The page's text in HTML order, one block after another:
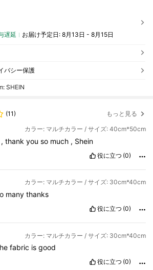
遅延 お届け予定日: 8月13日 - 8月15日
バシー保護
SHEIN
(11) もっと見る
カラー: マルチカラー / サイズ: 40cm*50cm
,thankyouso much , Shein
役に立つ (0)
カラー: マルチカラー / サイズ: 30cm*40cm
manythanks
役に立つ (0)
カラー: マルチカラー / サイズ: 30cm*40cm
fabric isgood
役に立つ (0)